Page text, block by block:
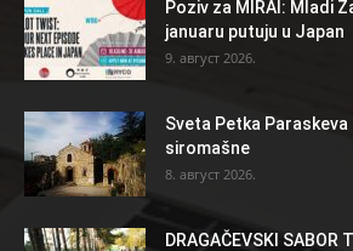
Poziv za MIRAI: Mladi
januaru putuju u Japan
9. август 2026.
Sveta Petka
siromašne
8. август 2026.
DRAGAČEVSKI SABOR